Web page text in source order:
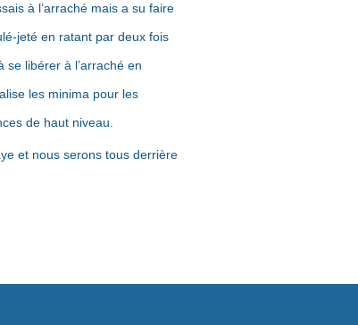
à l’arraché mais a su faire
jeté en ratant par deux fois
libérer à l’arraché en
les minima pour les
de haut niveau.
et nous serons tous derrière